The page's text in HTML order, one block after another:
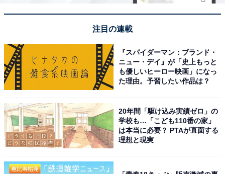
注目の連載
『スパイダーマン：ブランド・
ニュー・デイ』が「史上もっと
も優しいヒーロー映画」になっ
た理由。予習したい作品は？
20年間「駆け込み実績ゼロ」の
学校も…「こども110番の家」
は本当に必要？ PTAが直面する
理想と現実